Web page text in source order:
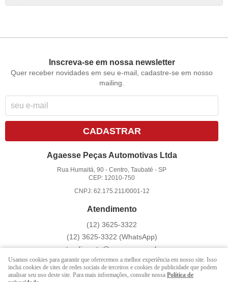
Inscreva-se em nossa newsletter
Quer receber novidades em seu e-mail, cadastre-se em nosso
mailing.
CADASTRAR
Agaesse Peças Automotivas Ltda
Rua Humaitá, 90 -Centro, Taubaté -SP
CEP: 12010-750
CNPJ: 62.175.211/0001-12
Atendimento
(12) 3625-3322
(12) 3625-3322 (WhatsApp)
atendimento@agaesse.com.br
LOJA VIRTUAL CRIADA POR
Usamos cookies para garantir que oferecemos a melhor experiência em nosso site. Isso
inclui cookies de sites de redes sociais de terceiros e cookies de publicidade que podem
analisar seu uso deste site. Para mais informações, consulte nossa Política de